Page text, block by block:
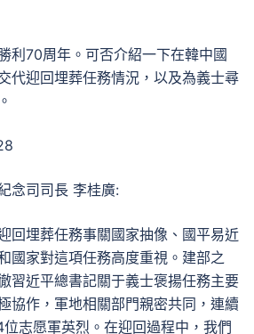
利70周年。可否介紹一下在韓中國
代迎回埋葬任務情況，以及為義士尋
念司司長 李桂廣:
回埋葬任務事關國家抽像、國平易近
國家對這項任務高度重視。建部之
習近平總書記關于義士褒揚任務主要
協作，軍地相關部門親密共同，連續
志愿軍英烈。在迎回過程中，我們